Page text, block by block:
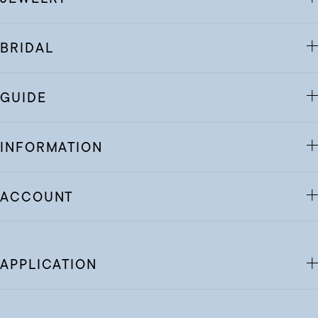
BRIDAL
GUIDE
INFORMATION
ACCOUNT
APPLICATION